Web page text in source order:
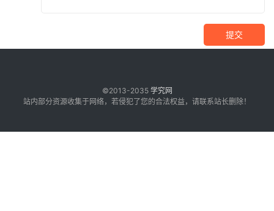
提交
©2013-2035 学究网
站内部分资源收集于网络，若侵犯了您的合法权益，请联系站长删除！